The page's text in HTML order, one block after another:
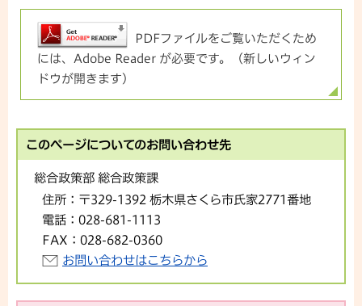
PDFファイルをご覧いただくため
には、Adobe Reader が必要です。（新しいウィン
ドウが開きます）
このページについてのお問い合わせ先
総合政策部 総合政策課
住所： 〒329-1392 栃木県さくら市氏家2771番地
電話： 028-681-1113
FAX： 028-682-0360
お問い合わせはこちらから